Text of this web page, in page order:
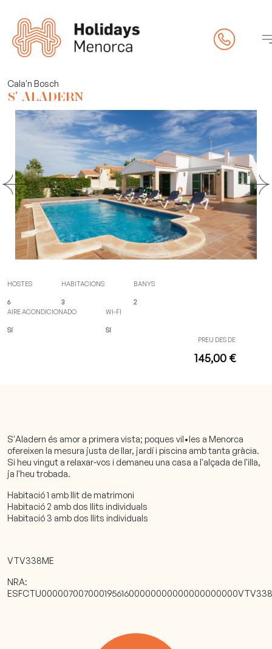
in online)
Cala'n Bosch
S' ALADERN
HOSTES
6
HABITACIONS
3
BANYS
2
AIRE ACONDICIONADO
Sí
WI-FI
Sí
PREU DES DE
145,00 €
S'Aladern és amor a primera vista; poques vil•les a Menorca
ofereixen la mesura justa de llar, jardí i piscina amb tanta gràcia.
Si heu vingut a relaxar-vos i demaneu una casa a l'alçada de l'illa,
ja l'heu trobada.
Habitació 1 amb llit de matrimoni
Habitació 2 amb dos llits individuals
Habitació 3 amb dos llits individuals
VTV338ME
NRA: